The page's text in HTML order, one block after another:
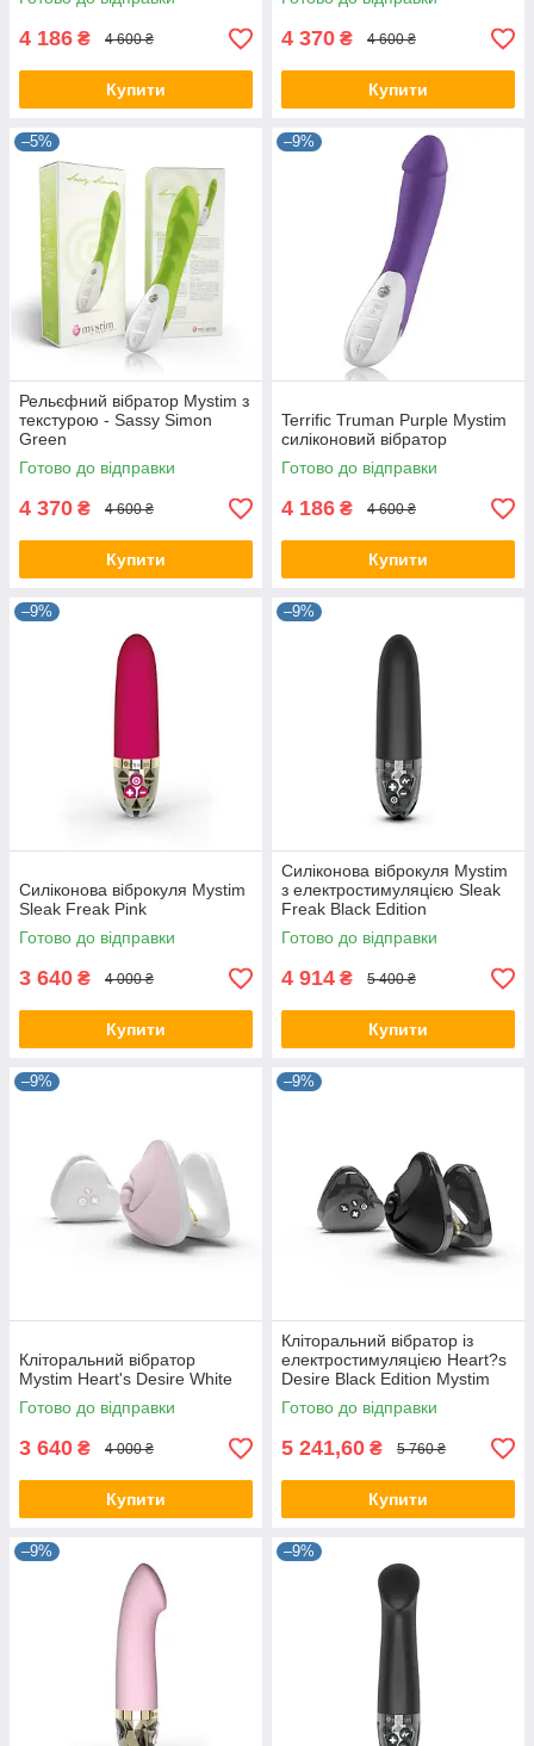
4 186 ₴ 4 600 ₴
Купити
4 370 ₴ 4 600 ₴
Купити
–5%
Рельєфний вібратор Mystim з
текстурою - Sassy Simon
Green
Готово до відправки
4 370 ₴ 4 600 ₴
Купити
–9%
Terrific Truman Purple Mystim
силіконовий вібратор
Готово до відправки
4 186 ₴ 4 600 ₴
Купити
–9%
Силіконова віброкуля Mystim
Sleak Freak Pink
Готово до відправки
3 640 ₴ 4 000 ₴
Купити
–9%
Силіконова віброкуля Mystim
з електростимуляцією Sleak
Freak Black Edition
Готово до відправки
4 914 ₴ 5 400 ₴
Купити
–9%
Кліторальний вібратор
Mystim Heart's Desire White
Готово до відправки
3 640 ₴ 4 000 ₴
Купити
–9%
Кліторальний вібратор із
електростимуляцією Heart?s
Desire Black Edition Mystim
Готово до відправки
5 241,60 ₴ 5 760 ₴
Купити
–9% –9%